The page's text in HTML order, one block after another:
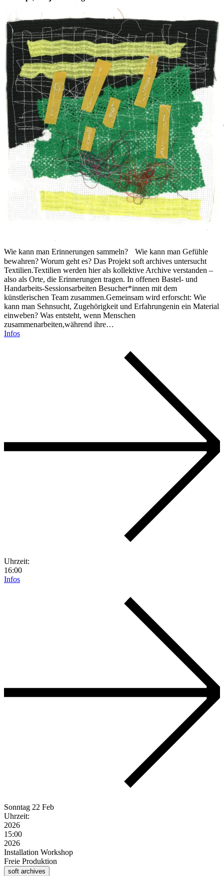
Wie kann man Erinnerungen sammeln? Wie kann man Gefühle
bewahren? Worum geht es? Das Projekt soft archives untersucht
Textilien.Textilien werden hier als kollektive Archive verstanden –
also als Orte, die Erinnerungen tragen. In offenen Bastel- und
Handarbeits-Sessionsarbeiten Besucher*innen mit dem
künstlerischen Team zusammen.Gemeinsam wird erforscht: Wie
kann man Sehnsucht, Zugehörigkeit und Erfahrungenin ein Material
einweben? Was entsteht, wenn Menschen
zusammenarbeiten,während ihre…
Infos
Uhrzeit:
16:00
Infos
Sonntag 22 Feb
Uhrzeit:
2026
15:00
2026
Installation Workshop
Freie Produktion
soft archives